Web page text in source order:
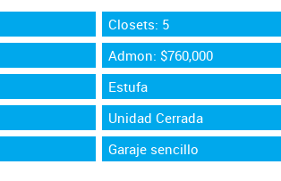
Closets: 5
Admon: $760,000
Estufa
Unidad Cerrada
Garaje sencillo